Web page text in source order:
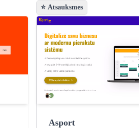
⭐ Atsauksmes
Asport